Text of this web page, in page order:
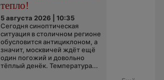
тепло!
5 августа 2026 | 10:35
Сегодня синоптическая
ситуация в столичном регионе
обусловится антициклоном, а
значит, москвичей ждёт ещё
один погожий и довольно
тёплый денёк. Температура...